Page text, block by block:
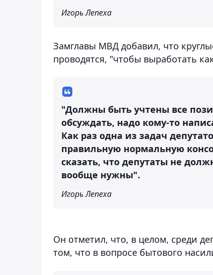
Игорь Лепеха
Замглавы МВД добавил, что
проводятся, "чтобы выработать
"Должны быть учтены все
обсуждать, надо кому-то
Как раз одна из задач
правильную нормальную
сказать, что депутаты не
вообще нужны".
Игорь Лепеха
Он отметил, что, в целом, среди
том, что в вопросе бытового